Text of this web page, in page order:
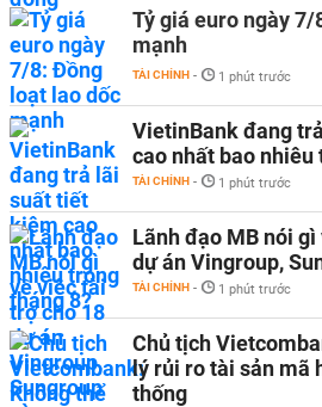
Tỷ giá euro ngày
mạnh
TÀI CHÍNH - 1 phút trước
VietinBank đang
cao nhất bao nhiêu
TÀI CHÍNH - 1 phút trước
Lãnh đạo MB nói
dự án Vingroup,
TÀI CHÍNH - 1 phút trước
Chủ tịch
lý rủi ro tài sản mã
thống